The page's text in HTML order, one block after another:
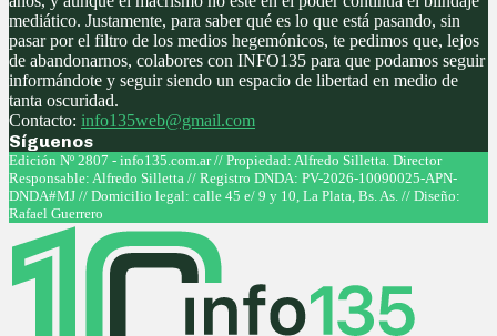
mediático. Justamente, para saber qué es lo que está pasando, sin
pasar por el filtro de los medios hegemónicos, te pedimos que, lejos
de abandonarnos, colabores con INFO135 para que podamos seguir
informándote y seguir siendo un espacio de libertad en medio de
tanta oscuridad.
Contacto: info135web@gmail.com
Síguenos
Facebook
Twitter
Instagram
Youtube
Edición Nº 2807 - info135.com.ar // Propiedad: Alfredo Silletta. Director
Responsable: Alfredo Silletta // Registro DNDA: PV-2026-10090025-APN-
DNDA#MJ // Domicilio legal: calle 45 e/ 9 y 10, La Plata, Bs. As. // Diseño:
Rafael Guerrero